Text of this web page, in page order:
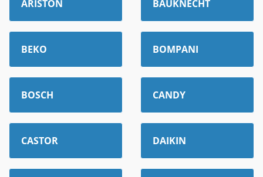
ARISTON BAUKNECHT
BEKO BOMPANI
BOSCH CANDY
CASTOR DAIKIN